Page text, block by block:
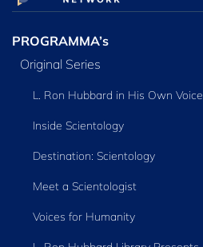
PROGRAMMA’s
Original Series
L. Ron Hubbard in His Own Voice
Inside Scientology
Destination: Scientology
Meet a Scientologist
Voices for Humanity